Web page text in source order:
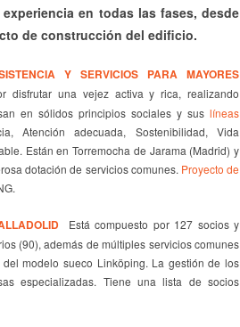
en todas las fases, desde
de construcción del edificio.
Y SERVICIOS PARA MAYORES
disfrutar una vejez activa y rica, realizando
en sólidos principios sociales y sus líneas
Atención adecuada, Sostenibilidad, Vida
Están en Torremocha de Jarama (Madrid) y
dotación de servicios comunes. Proyecto de
Está compuesto por 127 socios y
(90), además de múltiples servicios comunes
modelo sueco Linköping. La gestión de los
especializadas. Tiene una lista de socios